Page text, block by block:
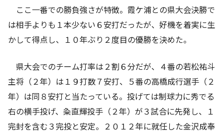
ここ一番での勝負強さが特徴。霞ケ浦との県大会決勝で
は相手よりも１本少ない６安打だったが、好機を着実に生
かして得点し、１０年ぶり２度目の優勝を決めた。
県大会でのチーム打率は２割６分だが、４番の若松祐斗
主将（２年）は１９打数７安打、５番の高橋成行選手（２
年）は同８安打と当たっている。投げては制球力に秀でる
右の横手投げ、粂直輝投手（２年）が３試合に先発し、１
完封を含む３完投と安定。２０１２年に就任した金沢成奉